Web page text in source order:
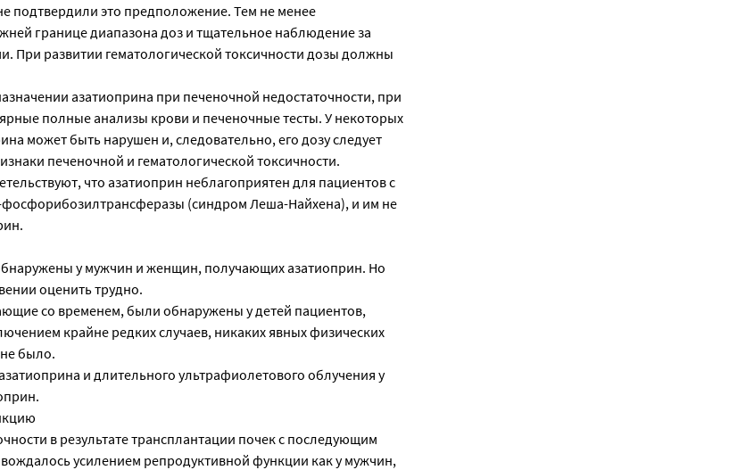
подтвердили это предположение. Тем не менее
границе диапазона доз и тщательное наблюдение за
При развитии гематологической токсичности дозы должны
азатиоприна при печеночной недостаточности, при
полные анализы крови и печеночные тесты. У некоторых
может быть нарушен и, следовательно, его дозу следует
печеночной и гематологической токсичности.
что азатиоприн неблагоприятен для пациентов с
(синдром Леша-Найхена), и им не
у мужчин и женщин, получающих азатиоприн. Но
оценить трудно.
со временем, были обнаружены у детей пациентов,
крайне редких случаев, никаких явных физических
было.
и длительного ультрафиолетового облучения у
в результате трансплантации почек с последующим
усилением репродуктивной функции как у мужчин,